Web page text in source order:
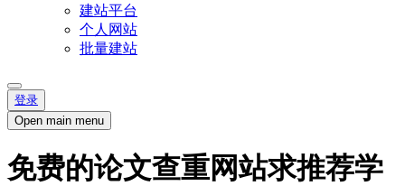
建站平台
个人网站
批量建站
登录
Open main menu
免费的论文查重网站求推荐学